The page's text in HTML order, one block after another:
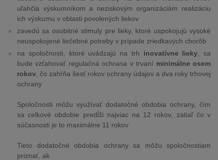
uľahčia výskumníkom a neziskovým organizáciám realizáciu
ich výskumu v oblasti povolených liekov
zavedú sa osobitné stimuly pre lieky, ktoré uspokojujú vysoké
neuspokojené liečebné potreby v prípade zriedkavých chorôb
na spoločnosti, ktoré uvádzajú na trh inovatívne lieky , sa
bude vzťahovať regulačná ochrana v trvaní minimálne osem
rokov , čo zahŕňa šesť rokov ochrany údajov a dva roky trhovej
ochrany
Spoločnosti môžu využívať dodatočné obdobia ochrany, čím
sa celkové obdobie predĺži najviac na 12 rokov, zatiaľ čo v
súčasnosti je to maximálne 11 rokov
Tieto dodatočné obdobia ochrany sa môžu spoločnostiam
priznať, ak